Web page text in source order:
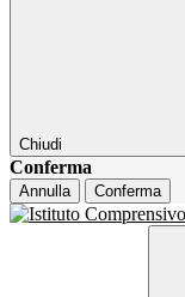
Chiudi
Conferma
Annulla Conferma